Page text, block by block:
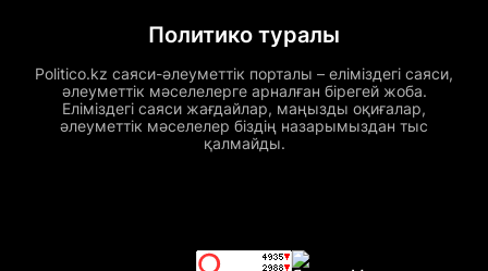
Политико туралы
Politico.kz саяси-әлеуметтік порталы – еліміздегі саяси,
әлеуметтік мәселелерге арналған бірегей жоба.
Еліміздегі саяси жағдайлар, маңызды оқиғалар,
әлеуметтік мәселелер біздің назарымыздан тыс
қалмайды.